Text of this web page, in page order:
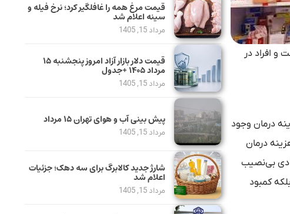
افراد در
درمان وجود
درمان
بی‌نصیب
کمبود
قیمت مرغ همه را غافلگیر کرد؛ نرخ فیله و
سینه اعلام شد
مرداد 15, 1405
قیمت دلار بازار آزاد امروز پنجشنبه ۱۵
مرداد ۱۴۰۵ +جدول
مرداد 15, 1405
پیش بینی آب و هوای تهران ۱۵ مرداد
مرداد 15, 1405
شارژ جدید کالابرگ برای سه دهک؛ جزئیات
اعلام شد
مرداد 15, 1405